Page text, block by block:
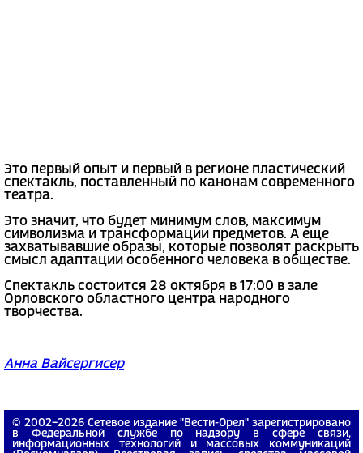
Это первый опыт и первый в регионе пластический
спектакль, поставленный по канонам современного
театра.
Это значит, что будет минимум слов, максимум
символизма и трансформации предметов. А еще
захватывавшие образы, которые позволят раскрыть
смысл адаптации особенного человека в обществе.
Спектакль состоится 28 октября в 17:00 в зале
Орловского областного центра народного
творчества.
Анна Вайсергисер
© 2002−2026 Сетевое издание "Вести-Орел" зарегистрировано
в Федеральной службе по надзору в сфере связи,
информационных технологий и массовых коммуникаций